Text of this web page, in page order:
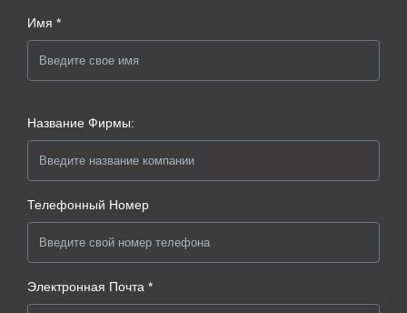
Имя *
Название Фирмы:
Телефонный Номер
Электронная Почта *